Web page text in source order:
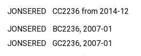
Štípačka na dřevo
VARI
JONSERED
CC2236 from 2014-12
JONSERED
BC2236, 2007-01
JONSERED
GC2236, 2007-01